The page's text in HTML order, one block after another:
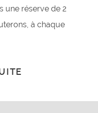
une réserve de 2
à chaque